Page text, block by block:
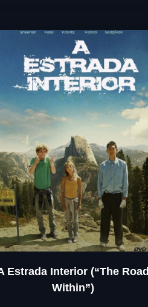
Estrada Interior (“The Road
Within”)